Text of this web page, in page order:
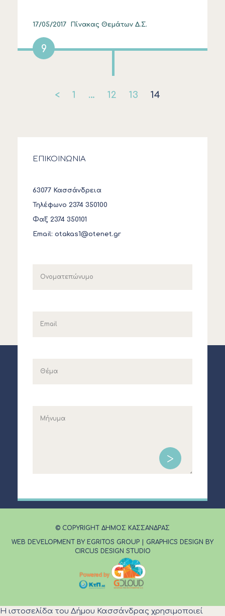
17/05/2017 Πίνακας Θεμάτων Δ.Σ.
9
< 1 … 12 13 14
ΕΠΙΚΟΙΝΩΝΙΑ
63077 Κασσάνδρεια
Τηλέφωνο 2374 350100
Φαξ 2374 350101
Email: otakas1@otenet.gr
© COPYRIGHT ΔΗΜΟΣ ΚΑΣΣΑΝΔΡΑΣ
WEB DEVELOPMENT BY EGRITOS GROUP
GRAPHICS DESIGN BY
CIRCUS DESIGN STUDIO
Η ιστοσελίδα του Δήμου Κασσάνδρας χρησιμοποιεί